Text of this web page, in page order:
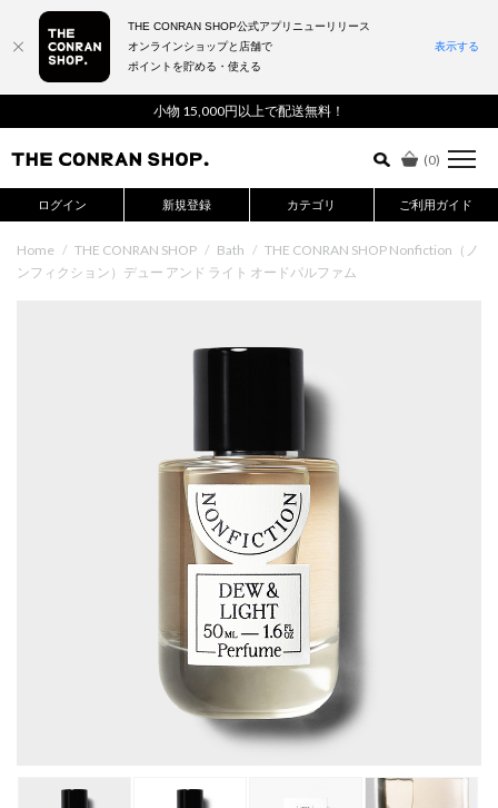
小物 15,000円以上で配送無料！
(0)
ログイン 新規登録 カテゴリ ご利用ガイド
詳細検索はこちら
Home / THE CONRAN SHOP / Bath / THE CONRAN SHOP Nonfiction（ノ
ンフィクション）デュー アンド ライト オードパルファム
THE CONRAN SHOP公式アプリニューリリース
オンラインショップと店舗で
ポイントを貯める・使える
表示する